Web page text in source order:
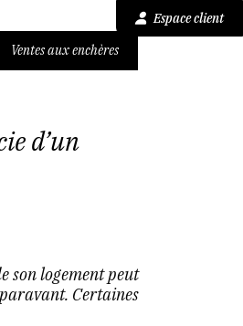
Espace client
Ventes aux enchères
d’un
son logement peut
Certaines